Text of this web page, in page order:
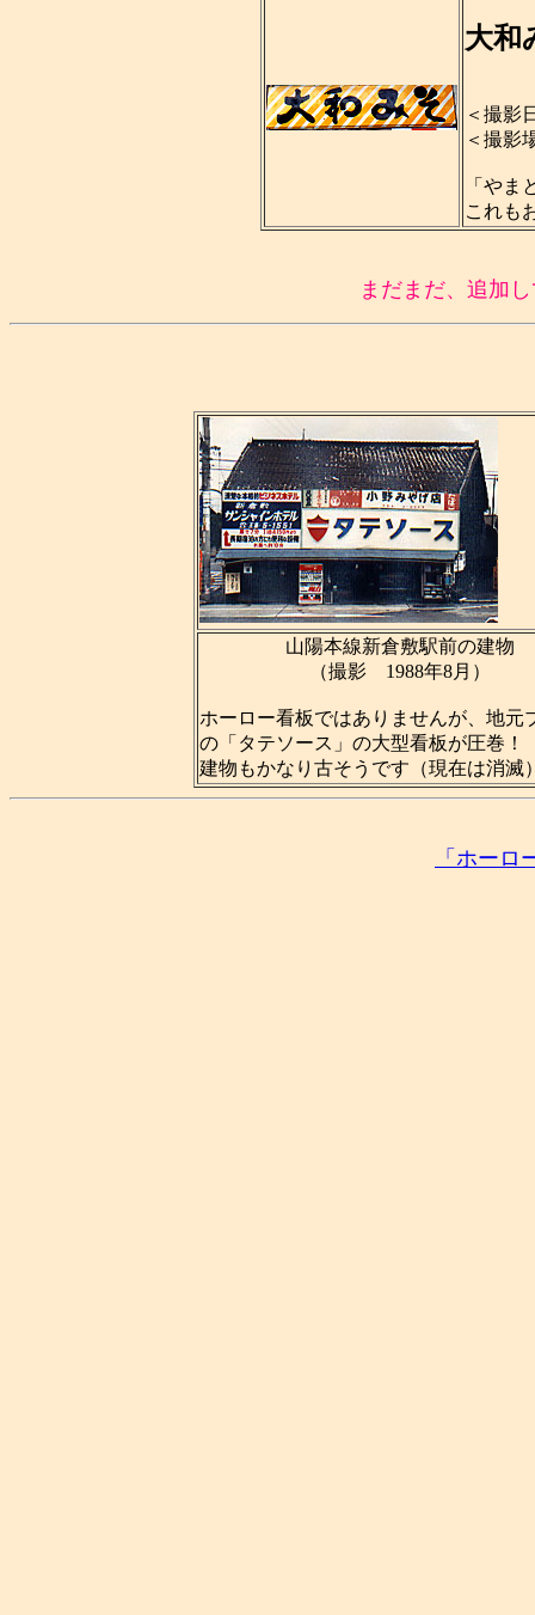
大和
＜撮影
＜撮影
「やま
これも
まだまだ、追加
山陽本線新倉敷駅前の建物
（撮影 1988年8月）
ホーロー看板ではありませんが、地元
の「タテソース」の大型看板が圧巻！
建物もかなり古そうです（現在は消滅
「ホーロ